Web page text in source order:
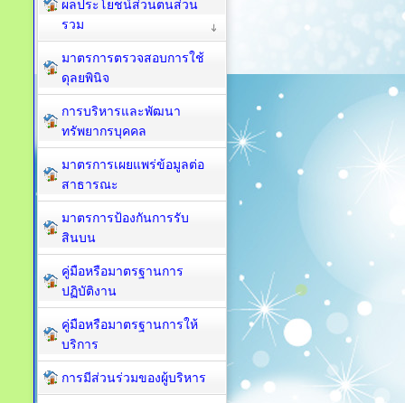
ผลประโยชน์ส่วนตนส่วน
รวม
มาตรการตรวจสอบการใช้
ดุลยพินิจ
การบริหารและพัฒนา
ทรัพยากรบุคคล
มาตรการเผยแพร่ข้อมูลต่อ
สาธารณะ
มาตรการป้องกันการรับ
สินบน
คู่มือหรือมาตรฐานการ
ปฏิบัติงาน
คู่มือหรือมาตรฐานการให้
บริการ
การมีส่วนร่วมของผู้บริหาร